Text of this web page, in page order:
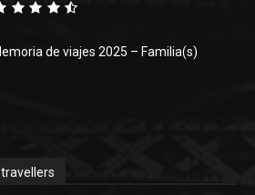
de viajes 2025 – Familia(s)
travellers